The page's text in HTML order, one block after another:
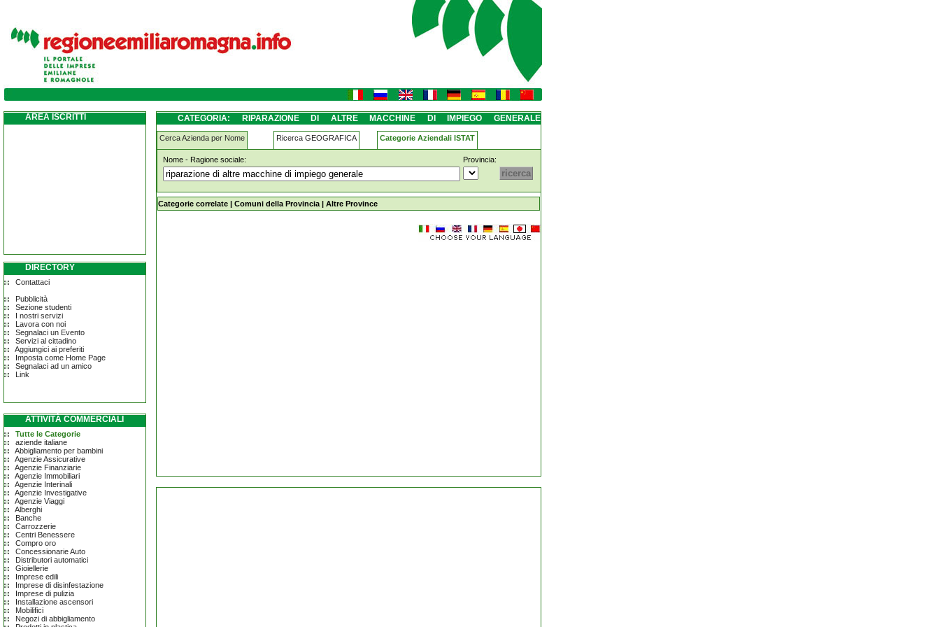
riparazione-di-altre-macchine-di-impiego-generale castellarano
AREA ISCRITTI
DIRECTORY
Contattaci
Pubblicità
Sezione studenti
I nostri servizi
Lavora con noi
Segnalaci un Evento
Servizi al cittadino
Aggiungici ai preferiti
Imposta come Home Page
Segnalaci ad un amico
Link
ATTIVITÀ COMMERCIALI
Tutte le Categorie
aziende italiane
Abbigliamento per bambini
Agenzie Assicurative
Agenzie Finanziarie
Agenzie Immobiliari
Agenzie Interinali
Agenzie Investigative
Agenzie Viaggi
Alberghi
Banche
Carrozzerie
Centri Benessere
Compro oro
Concessionarie Auto
Distributori automatici
Gioiellerie
Imprese edili
Imprese di disinfestazione
Imprese di pulizia
Installazione ascensori
Mobilifici
Negozi di abbigliamento
CATEGORIA: RIPARAZIONE DI ALTRE MACCHINE DI IMPIEGO GENERALE
CASTELLARANO
Cerca Azienda per Nome Ricerca GEOGRAFICA Categorie Aziendali ISTAT
Nome - Ragione sociale: Provincia:
riparazione-di-altre-macchine-di-impiego-generale castellarano
Categorie correlate | Comuni della Provincia | Altre Province